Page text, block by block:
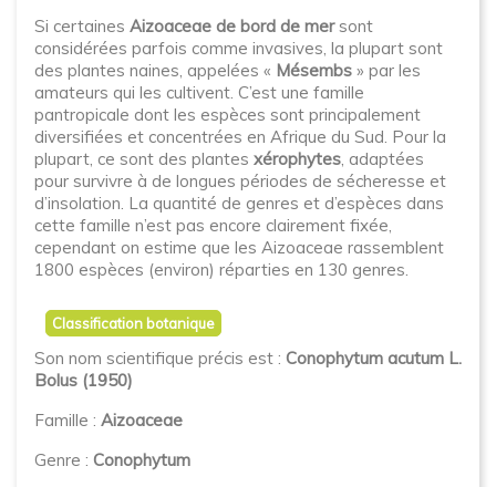
Si certaines Aizoaceae de bord de mersont
considérées parfois comme invasives, la plupart sont
des plantes naines, appelées « Mésembs » par les
amateurs qui les cultivent. C’est une famille
pantropicale dont les espèces sont principalement
diversifiées et concentrées en Afrique du Sud. Pour la
plupart, ce sont des plantes xérophytes, adaptées
pour survivre à de longues périodes de sécheresse et
d’insolation. La quantité de genres et d’espèces dans
cette famille n’est pas encore clairement fixée,
cependant on estime que les Aizoaceae rassemblent
1800 espèces (environ) réparties en 130 genres.
Classification botanique
Son nom scientifique précis est : Conophytum acutum L.
Bolus (1950)
Famille : Aizoaceae
Genre : Conophytum